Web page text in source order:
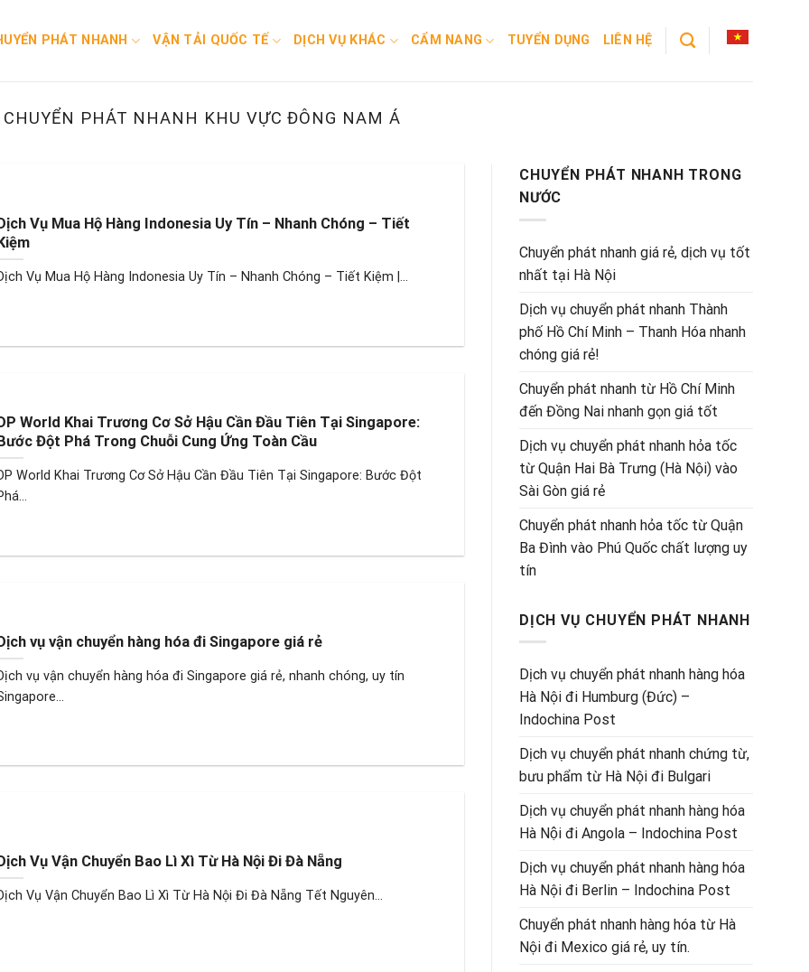
PHÁT NHANH VẬN TẢI QUỐC TẾ DỊCH VỤ KHÁC CẨM NANG TUYỂN DỤNG LIÊN HỆ
CHUYỂN PHÁT NHANH KHU VỰC ĐÔNG NAM Á
Vụ Mua Hộ Hàng Indonesia Uy Tín – Nhanh Chóng – Tiết
Vụ Mua Hộ Hàng Indonesia Uy Tín – Nhanh Chóng – Tiết Kiệm |...
World Khai Trương Cơ Sở Hậu Cần Đầu Tiên Tại Singapore:
Đột Phá Trong Chuỗi Cung Ứng Toàn Cầu
World Khai Trương Cơ Sở Hậu Cần Đầu Tiên Tại Singapore: Bước Đột
vụ vận chuyển hàng hóa đi Singapore giá rẻ
vụ vận chuyển hàng hóa đi Singapore giá rẻ, nhanh chóng, uy tín
Vụ Vận Chuyển Bao Lì Xì Từ Hà Nội Đi Đà Nẵng
Vụ Vận Chuyển Bao Lì Xì Từ Hà Nội Đi Đà Nẵng Tết Nguyên...
CHUYỂN PHÁT NHANH TRONG
NƯỚC
Chuyển phát nhanh giá rẻ, dịch vụ tốt
nhất tại Hà Nội
Dịch vụ chuyển phát nhanh Thành
phố Hồ Chí Minh – Thanh Hóa nhanh
chóng giá rẻ!
Chuyển phát nhanh từ Hồ Chí Minh
đến Đồng Nai nhanh gọn giá tốt
Dịch vụ chuyển phát nhanh hỏa tốc
từ Quận Hai Bà Trưng (Hà Nội) vào
Sài Gòn giá rẻ
Chuyển phát nhanh hỏa tốc từ Quận
Ba Đình vào Phú Quốc chất lượng uy
tín
DỊCH VỤ CHUYỂN PHÁT NHANH
Dịch vụ chuyển phát nhanh hàng hóa
Hà Nội đi Humburg (Đức) –
Indochina Post
Dịch vụ chuyển phát nhanh chứng từ,
bưu phẩm từ Hà Nội đi Bulgari
Dịch vụ chuyển phát nhanh hàng hóa
Hà Nội đi Angola – Indochina Post
Dịch vụ chuyển phát nhanh hàng hóa
Hà Nội đi Berlin – Indochina Post
Chuyển phát nhanh hàng hóa từ Hà
Nội đi Mexico giá rẻ, uy tín.